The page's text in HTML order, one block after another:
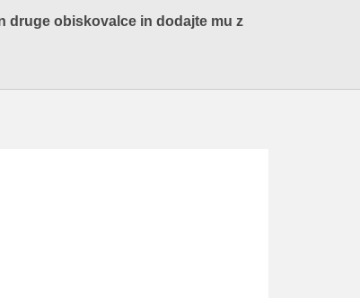
druge obiskovalce in dodajte mu z